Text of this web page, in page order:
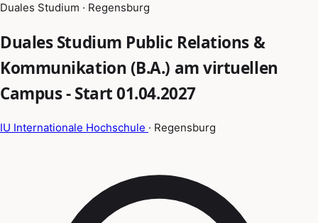
Duales Studium · Regensburg
Duales Studium Public Relations &
Kommunikation (B.A.) am virtuellen
Campus - Start 01.04.2027
IU Internationale Hochschule · Regensburg